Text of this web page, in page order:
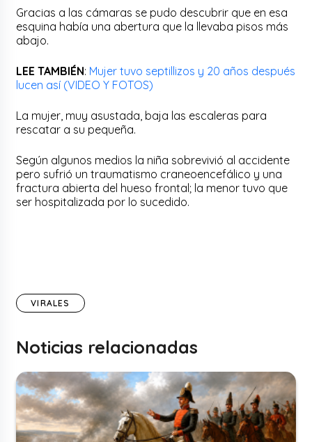
Gracias a las cámaras se pudo descubrir que en esa
esquina había una abertura que la llevaba pisos más
abajo.
LEE TAMBIÉN: Mujer tuvo septillizos y 20 años después
lucen así (VIDEO Y FOTOS)
La mujer, muy asustada, baja las escaleras para
rescatar a su pequeña.
Según algunos medios la niña sobrevivió al accidente
pero sufrió un traumatismo craneoencefálico y una
fractura abierta del hueso frontal; la menor tuvo que
ser hospitalizada por lo sucedido.
VIRALES
Noticias relacionadas